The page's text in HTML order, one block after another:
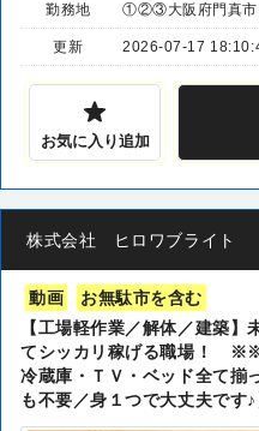
勤務地 ①②③大阪府門真市
更新 2026-07-17
お気に入り追加
株式会社 ヒロワブライト
動画
お無駄市を含む
【工場軽作業／解体／建築
てシッカリ稼げる職場！
冷蔵庫・ＴＶ・ベッド全て
も不要／身１つで大丈夫です♪